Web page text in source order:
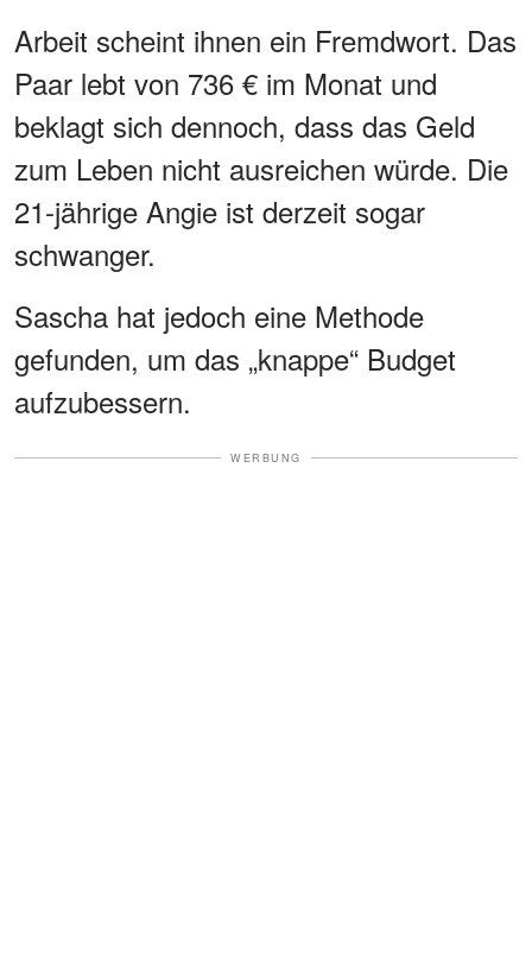
Arbeit scheint ihnen ein Fremdwort. Das
Paar lebt von 736 € im Monat und
beklagt sich dennoch, dass das Geld
zum Leben nicht ausreichen würde. Die
21-jährige Angie ist derzeit sogar
schwanger.
Sascha hat jedoch eine Methode
gefunden, um das „knappe“ Budget
aufzubessern.
WERBUNG